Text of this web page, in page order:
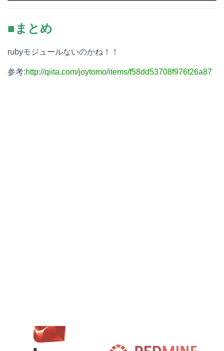
■まとめ
rubyモジュールないのかね！！
参考:http://qiita.com/joytomo/items/f58dd53708f976f26a87